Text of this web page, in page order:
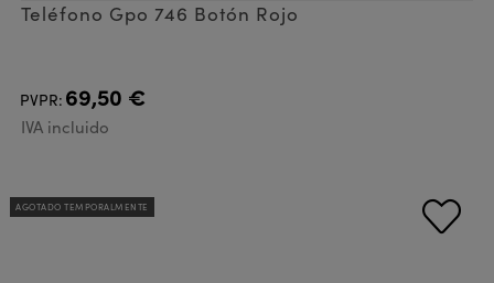
Teléfono Gpo 746 Botón Rojo
PVPR: 69,50 €
IVA incluido
AGOTADO TEMPORALMENTE